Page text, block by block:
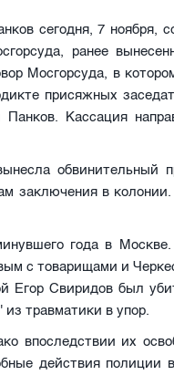
сегодня, 7 ноября,
ранее
Мосгорсуда, в
присяжных
Кассация
обвинительный
заключения в
года в
с товарищами и
Егор Свиридов был
из травматики в упор.
впоследствии их
действия полиции